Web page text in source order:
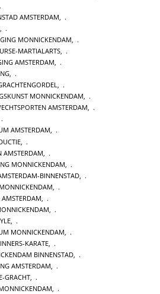
AMSTERDAM
MONNICKENDAM
MARTIALARTS,
AMSTERDAM,
,
,
MONNICKENDAM,
AMSTERDAM,
AMSTERDAM,
AMSTERDAM
MONNICKENDAM
BINNENSTAD
MONNICKENDAM,
KARATE,
BINNENSTAD,
AMSTERDAM,
GRACHT,
,